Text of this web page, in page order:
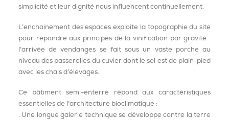
simplicité et leur dignité nous influencent continuellement.
L’enchainement des espaces exploite la topographie du site
pour répondre aux principes de la vinification par gravité :
l’arrivée de vendanges se fait sous un vaste porche au
niveau des passerelles du cuvier dont le sol est de plain-pied
avec les chais d’élevages.
Ce bâtiment semi-enterré répond aux caractéristiques
essentielles de l’architecture bioclimatique :
. Une longue galerie technique se développe contre la terre